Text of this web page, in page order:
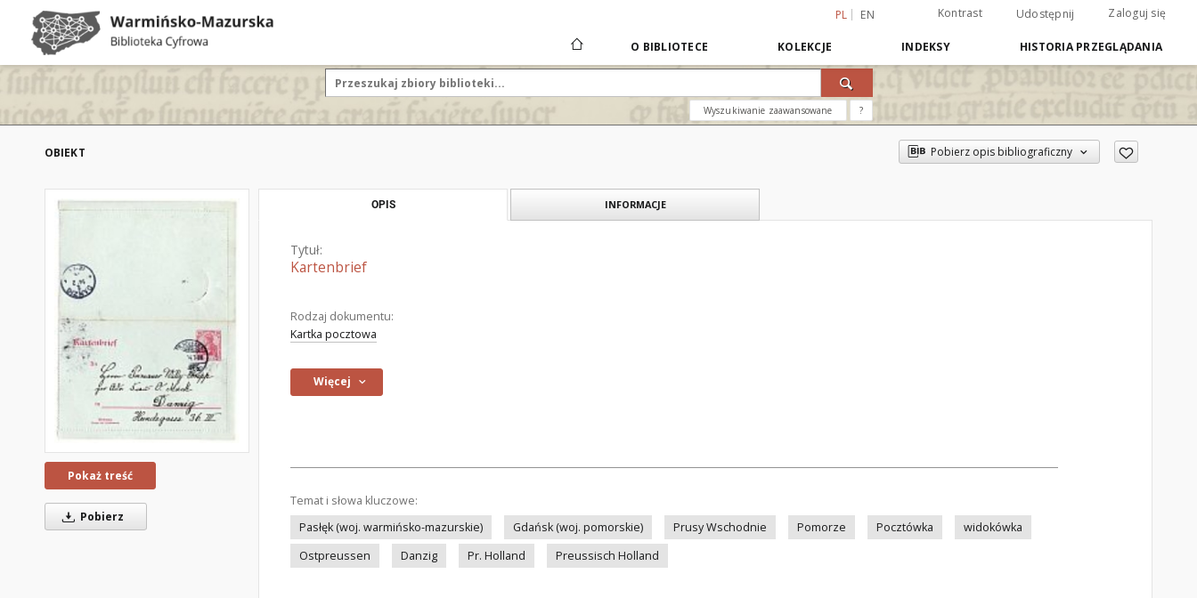
PL EN Kontrast Udostępnij Zaloguj się
O BIBLIOTECE KOLEKCJE INDEKSY HISTORIA PRZEGLĄDANIA
Wyszukiwanie zaawansowane ?
OBIEKT Pobierz opis bibliograficzny
Pokaż treść
Pobierz
OPIS INFORMACJE
Tytuł:
Kartenbrief
Rodzaj dokumentu:
Kartka pocztowa
Więcej
Temat i słowa kluczowe:
Pasłęk (woj. warmińsko-mazurskie)
Gdańsk (woj. pomorskie) Prusy Wschodnie Pomorze Pocztówka
widokówka
Ostpreussen
Danzig Pr. Holland Preussisch Holland